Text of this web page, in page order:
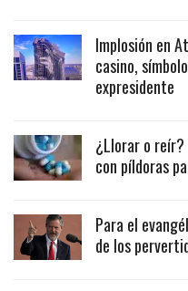
Implosión en
casino,
expresidente
¿Llorar o
con píldoras
Para el
de los